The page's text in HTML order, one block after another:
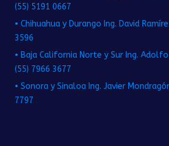
(55) 5191 0667
• Chihuahua y Durango Ing. David
3596
• Baja California Norte y Sur Ing.
(55) 7966 3677
• Sonora y Sinaloa Ing. Javier
7797